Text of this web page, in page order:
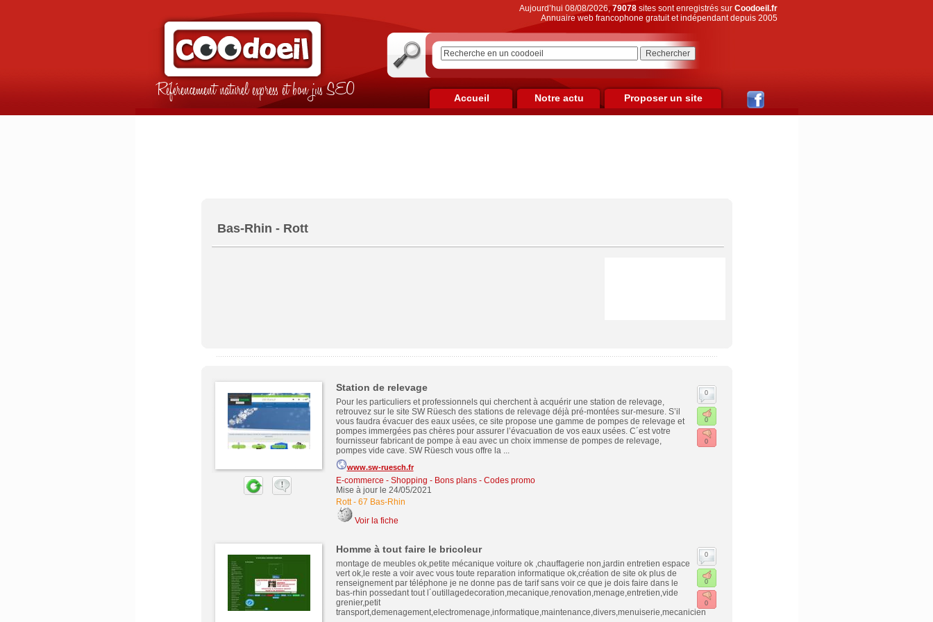
Référencement naturel express et bon jus SEO
Aujourd’hui 08/08/2026,79078sites sont enregistrés sur Coodoeil.fr
Annuaire web francophone gratuit et indépendant depuis 2005
Accueil Notre actu Proposer un site
Bas-Rhin - Rott
Station de relevage
Pour les particuliers et professionnels qui cherchent à acquérir une station de relevage,
retrouvez sur le site SW Rüesch des stations de relevage déjà pré-montées sur-mesure. S’il
vous faudra évacuer des eaux usées, ce site propose une gamme de pompes de relevage et
pompes immergées pas chères pour assurer l’évacuation de vos eaux usées. C´est votre
fournisseur fabricant de pompe à eau avec un choix immense de pompes de relevage,
pompes vide cave. SW Rüesch vous offre la ...
www.sw-ruesch.fr
E-commerce - Shopping - Bons plans - Codes promo
Mise à jour le 24/05/2021
Rott- 67 Bas-Rhin
Voir la fiche
0
0
0
Homme à tout faire le bricoleur
montage de meubles ok,petite mécanique voiture ok ,chauffagerie non,jardin entretien espace
vert ok,le reste a voir avec vous toute reparation informatique ok,création de site ok plus de
renseignement par téléphone je ne donne pas de tarif sans voir ce que je dois faire dans le
bas-rhin possedant tout l´outillagedecoration,mecanique,renovation,menage,entretien,vide
grenier,petit
transport,demenagement,electromenage,informatique,maintenance,divers,menuiserie,mecanicien
0
0
0